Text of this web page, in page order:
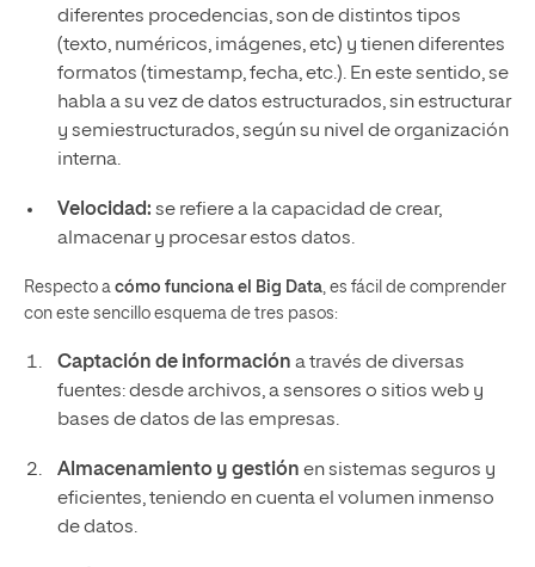
diferentes procedencias, son de distintos tipos
(texto, numéricos, imágenes, etc) y tienen diferentes
formatos (timestamp, fecha, etc.). En este sentido, se
habla a su vez de datos estructurados, sin estructurar
y semiestructurados, según su nivel de organización
interna.
Velocidad: se refiere a la capacidad de crear,
almacenar y procesar estos datos.
Respecto a cómo funciona el Big Data, es fácil de comprender
con este sencillo esquema de tres pasos:
Captación de información a través de diversas
fuentes: desde archivos, a sensores o sitios web y
bases de datos de las empresas.
Almacenamiento y gestión en sistemas seguros y
eficientes, teniendo en cuenta el volumen inmenso
de datos.